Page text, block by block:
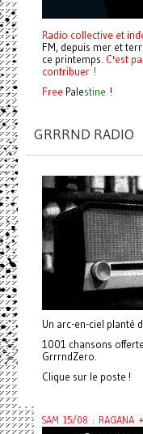
Radio collective et
FM, depuis mer et
ce printemps. C'est
contribuer !
Free Palestine !
GRRRND RADIO
Un arc-en-ciel planté
1001 chansons
GrrrndZero.
Clique sur le poste !
SAM 15/08 : RAGANA